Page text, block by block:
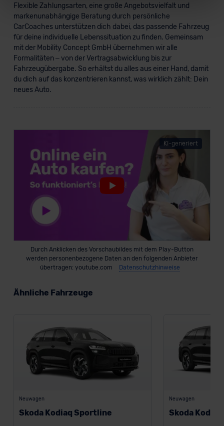
Für alle beschriebenen Technologien und Cookies gilt –
soweit keine detaillierteren Angaben erfolgen: Wir
beabsichtigen nicht, diese Daten an Empfänger
außerhalb der EU zu übermitteln oder dort verarbeiten zu
lassen. Soweit eine Übermittlung in ein Land außerhalb
der EU erfolgt, erfolgt dies ausschließlich auf der
Grundlage eines Angemessenheitsbeschlusses der EU-
erteilen. Nähere Informationen zu den bestehenden
Datenschutzklauseln können Sie über den Kontakt zu
unserem Datenschutzbeauftragten unter
datenschutz@meinauto.de anfordern.
Datenschutzerklärung Impressum
Flexible Zahlungsarten, eine große Angebotsvielfalt und
markenunabhängige Beratung durch persönliche
CarCoaches unterstützen dich dabei, das passende Fahrzeug
für deine individuelle Lebenssituation zu finden. Gemeinsam
mit der Mobility Concept GmbH übernehmen wir alle
Formalitäten – von der Vertragsabwicklung bis zur
Fahrzeugübergabe. So erhältst du alles aus einer Hand, damit
du dich auf das konzentrieren kannst, was wirklich zählt: Dein
neues Auto.
KI-generiert
Durch Anklicken des Vorschaubildes mit dem Play-Button
werden personenbezogene Daten an den folgenden Anbieter
übertragen: youtube.com
Datenschutzhinweise
Ähnliche Fahrzeuge
Neuwagen
Skoda Kodiaq Sportline
Neuwagen
Skoda